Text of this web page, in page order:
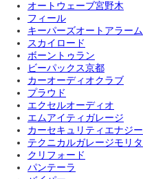
オートウェーブ宮野木
フィール
キーパーズオートアラーム
スカイロード
ボーントゥラン
ビーパックス京都
カーオーディオクラブ
プラウド
エクセルオーディオ
エムアイティガレージ
カーセキュリティエナジー
テクニカルガレージモリタ
クリフォード
パンテーラ